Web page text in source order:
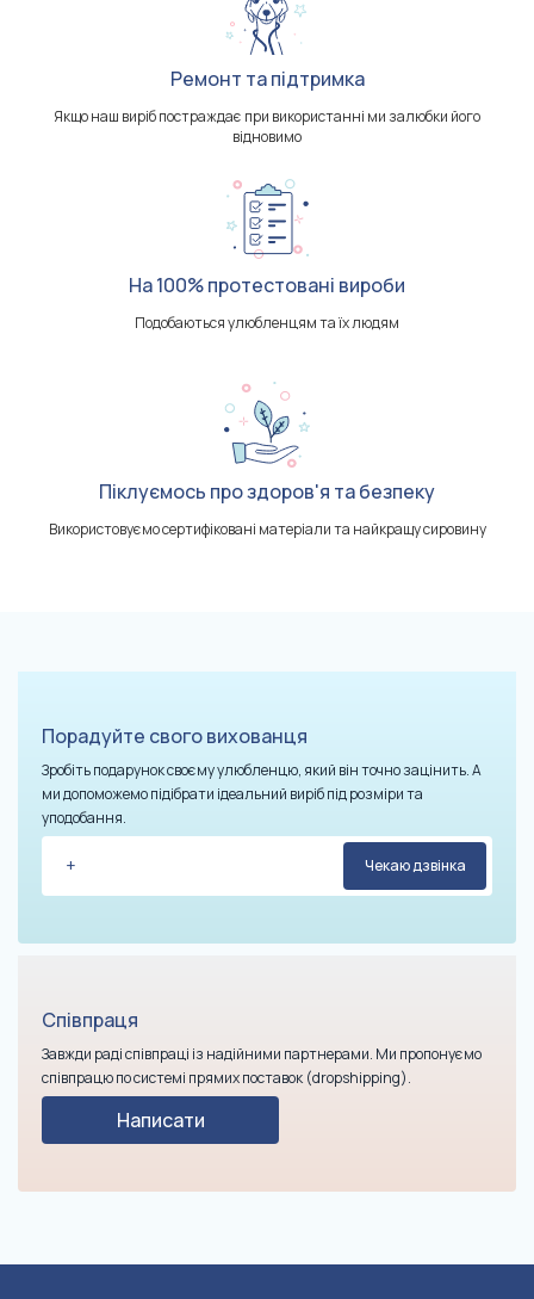
Ремонт та підтримка
Якщо наш виріб постраждає при використанні ми залюбки його
відновимо
На 100% протестовані вироби
Подобаються улюбленцям та їх людям
Піклуємось про здоров'я та безпеку
Використовуємо сертифіковані матеріали та найкращу сировину
Порадуйте свого вихованця
Зробіть подарунок своєму улюбленцю, який він точно зацінить. А
ми допоможемо підібрати ідеальний виріб під розміри та
уподобання.
Співпраця
Завжди раді співпраці із надійними партнерами. Ми пропонуємо
співпрацю по системі прямих поставок (dropshipping).
Написати